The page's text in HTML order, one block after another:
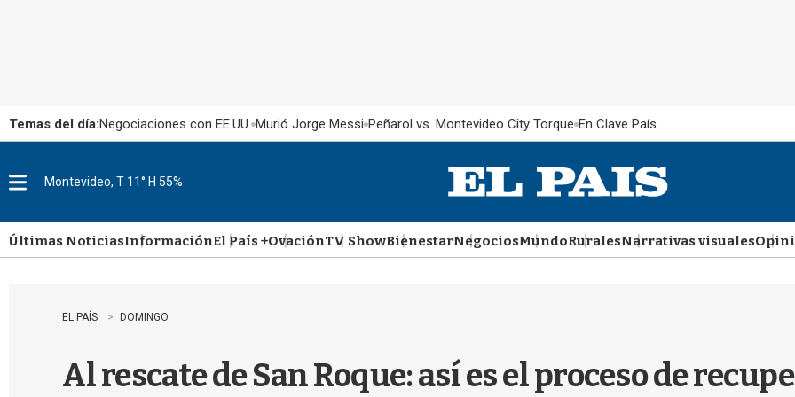
Temas del día:Negociaciones con EE.UU. Murió Jorge Messi Peñarol vs. Montevideo City Torque En Clave País
u
Montevideo, T 11° H 55%
Últimas NoticiasInformaciónEl País +OvaciónTV ShowBienestarNegociosMundoRuralesNarrativas visuales
EL PAÍS DOMINGO
Al rescate de San Roque: así es el proceso de